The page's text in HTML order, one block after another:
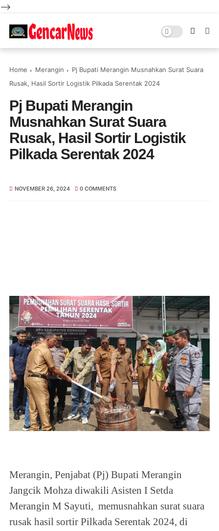
-->
Home Merangin
Pj Bupati Merangin Musnahkan Surat Suara
Rusak, Hasil Sortir Logistik Pilkada Serentak 2024
Pj Bupati Merangin
Musnahkan Surat Suara
Rusak, Hasil Sortir Logistik
Pilkada Serentak 2024
NOVEMBER 26, 2024 0 COMMENTS
Merangin, Penjabat (Pj) Bupati Merangin
Jangcik Mohza diwakili Asisten I Setda
Merangin M Sayuti, memusnahkan surat suara
rusak hasil sortir Pilkada Serentak 2024, di